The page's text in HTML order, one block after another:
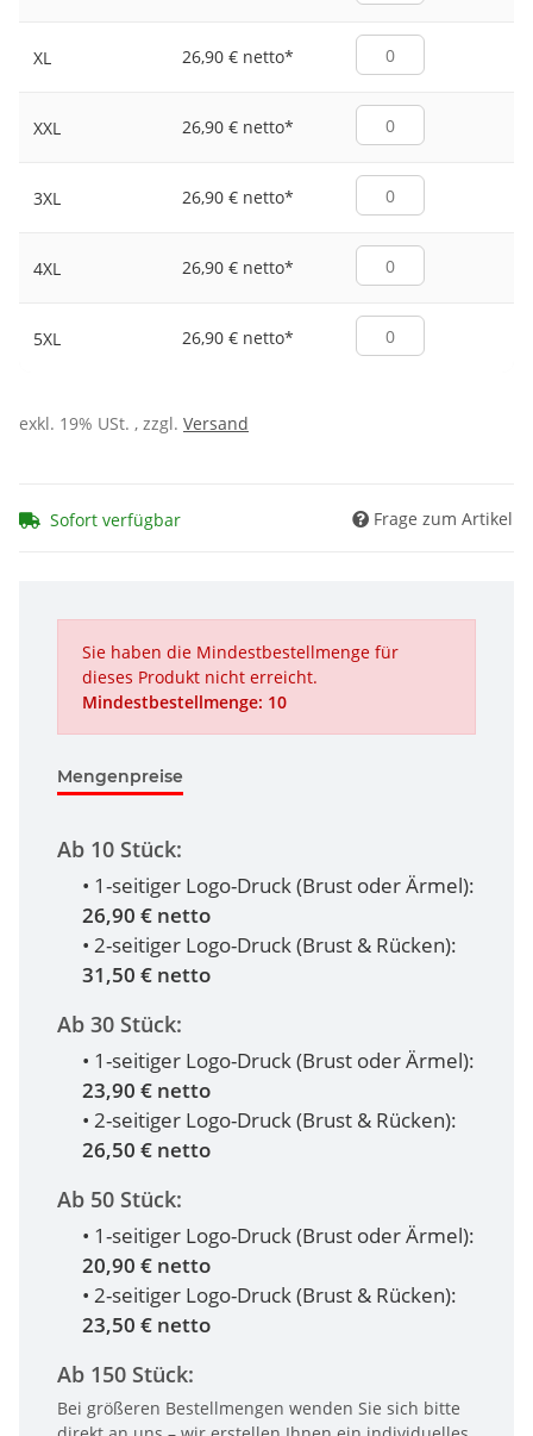
XL 26,90 € netto*
XXL 26,90 € netto*
3XL 26,90 € netto*
4XL 26,90 € netto*
5XL 26,90 € netto*
exkl. 19% USt. , zzgl. Versand
Sofort verfügbar Frage zum Artikel
Sie haben die Mindestbestellmenge für
dieses Produkt nicht erreicht.
Mindestbestellmenge: 10
Mengenpreise
Ab 10 Stück:
• 1-seitiger Logo-Druck (Brust oder Ärmel):
26,90 € netto
• 2-seitiger Logo-Druck (Brust & Rücken):
31,50 € netto
Ab 30 Stück:
• 1-seitiger Logo-Druck (Brust oder Ärmel):
23,90 € netto
• 2-seitiger Logo-Druck (Brust & Rücken):
26,50 € netto
Ab 50 Stück:
• 1-seitiger Logo-Druck (Brust oder Ärmel):
20,90 € netto
• 2-seitiger Logo-Druck (Brust & Rücken):
23,50 € netto
Ab 150 Stück:
Bei größeren Bestellmengen wenden Sie sich bitte